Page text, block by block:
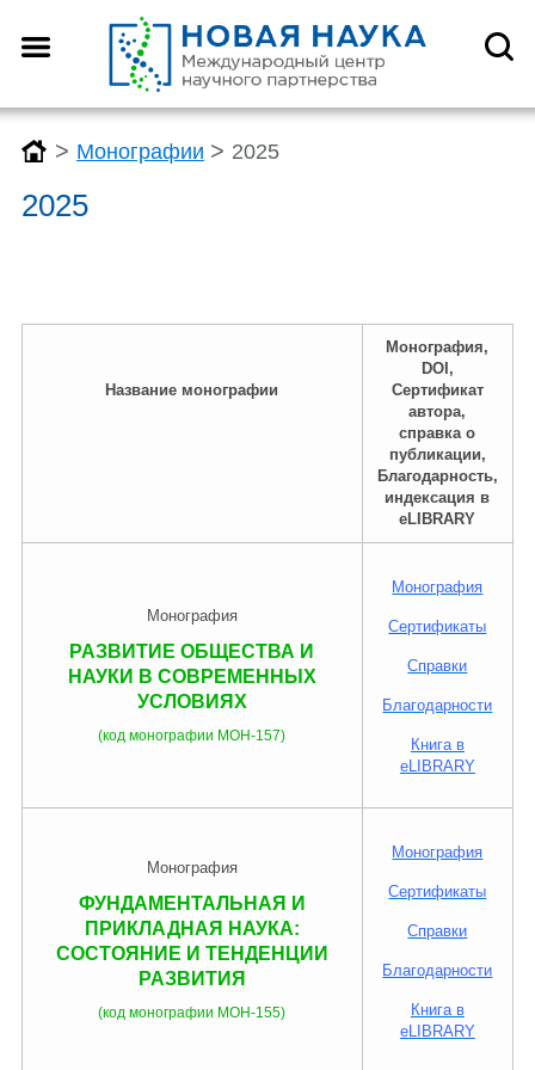
> Монографии > 2025
2025
Название монографии
Монография,
DOI,
Сертификат
автора,
справка о
публикации,
Благодарность,
индексация в
eLIBRARY
Монография
РАЗВИТИЕ ОБЩЕСТВА И
НАУКИ В СОВРЕМЕННЫХ
УСЛОВИЯХ
(код монографии МОН-157)
Монография
Сертификаты
Справки
Благодарности
Книга в
eLIBRARY
Монография
ФУНДАМЕНТАЛЬНАЯ И
ПРИКЛАДНАЯ НАУКА:
СОСТОЯНИЕ И ТЕНДЕНЦИИ
РАЗВИТИЯ
(код монографии МОН-155)
Монография
Сертификаты
Справки
Благодарности
Книга в
eLIBRARY